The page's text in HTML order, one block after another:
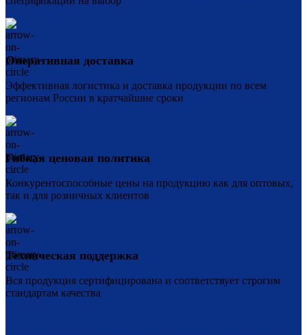
Оперативная доставка
Эффективная логистика и доставка продукции по всем
регионам России в кратчайшие сроки
Гибкая ценовая политика
Конкурентоспособные цены на продукцию как для оптовых,
так и для розничных клиентов
Техническая поддержка
Вся продукция сертифицирована и соответствует строгим
стандартам качества